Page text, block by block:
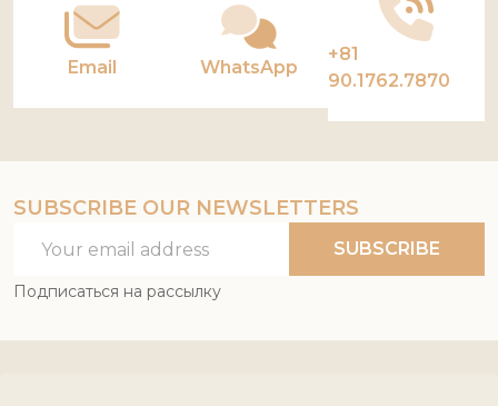
Email WhatsApp
+81
90.1762.7870
SUBSCRIBE OUR NEWSLETTERS
Address
SUBSCRIBE
Подписаться на рассылку